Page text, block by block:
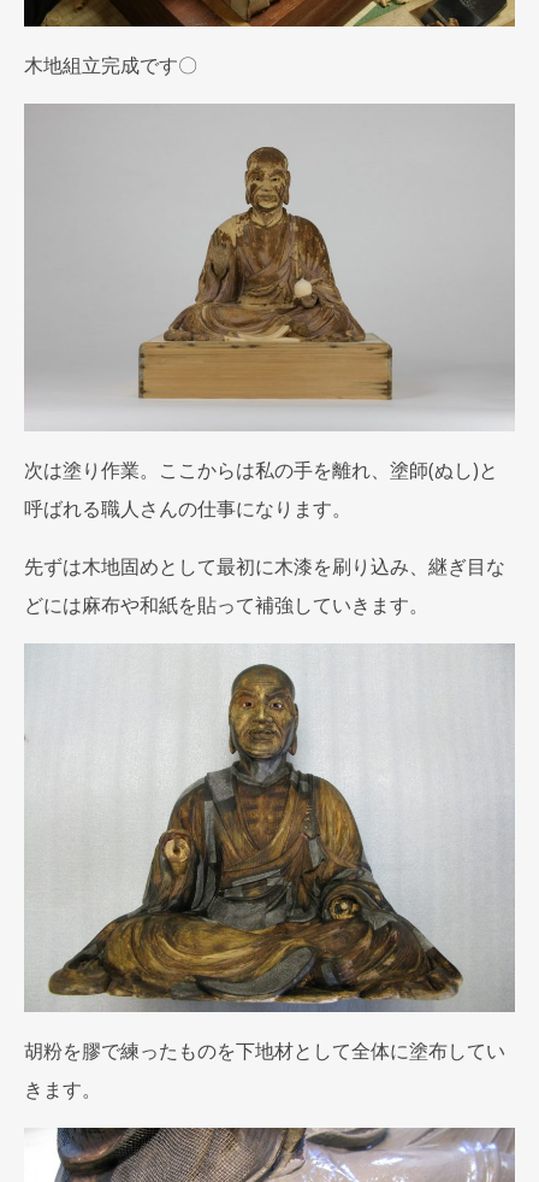
木地組立完成です〇
次は塗り作業。ここからは私の手を離れ、塗師(ぬし)と
呼ばれる職人さんの仕事になります。
先ずは木地固めとして最初に木漆を刷り込み、継ぎ目な
どには麻布や和紙を貼って補強していきます。
胡粉を膠で練ったものを下地材として全体に塗布してい
きます。